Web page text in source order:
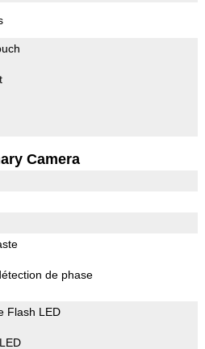
Camera
de phase
Flash LED